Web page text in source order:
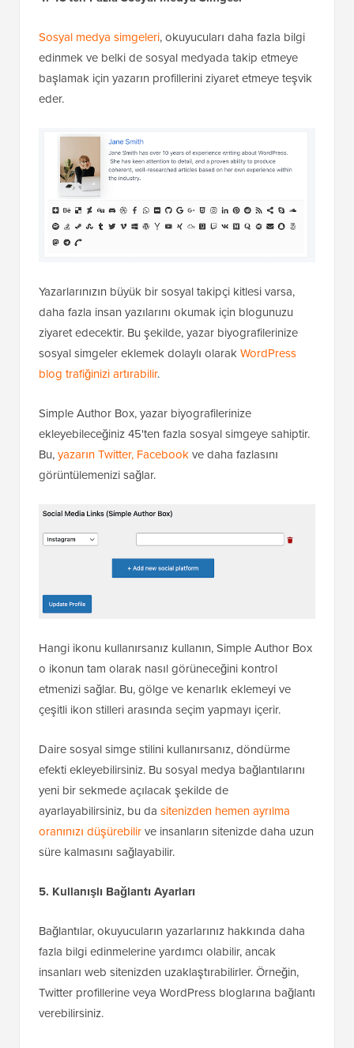
Sosyal medya simgeleri, okuyucuları daha fazla bilgi
edinmek ve belki de sosyal medyada takip etmeye
başlamak için yazarın profillerini ziyaret etmeye teşvik
eder.
Yazarlarınızın büyük bir sosyal takipçi kitlesi varsa,
daha fazla insan yazılarını okumak için blogunuzu
ziyaret edecektir. Bu şekilde, yazar biyografilerinize
sosyal simgeler eklemek dolaylı olarakWordPress
blog trafiğinizi artırabilir.
Simple Author Box, yazar biyografilerinize
ekleyebileceğiniz 45'ten fazla sosyal simgeye sahiptir.
Bu,yazarın Twitter, Facebookve daha fazlasını
görüntülemenizi sağlar.
Hangi ikonu kullanırsanız kullanın, Simple Author Box
o ikonun tam olarak nasıl görüneceğini kontrol
etmenizi sağlar. Bu, gölge ve kenarlık eklemeyi ve
çeşitli ikon stilleri arasında seçim yapmayı içerir.
Daire sosyal simge stilini kullanırsanız, döndürme
efekti ekleyebilirsiniz. Bu sosyal medya bağlantılarını
yeni bir sekmede açılacak şekilde de
ayarlayabilirsiniz, bu da sitenizden hemen ayrılma
oranınızı düşürebilirve insanların sitenizde daha uzun
süre kalmasını sağlayabilir.
5. Kullanışlı Bağlantı Ayarları
Bağlantılar, okuyucuların yazarlarınız hakkında daha
fazla bilgi edinmelerine yardımcı olabilir, ancak
insanları web sitenizden uzaklaştırabilirler. Örneğin,
Twitter profillerine veya WordPress bloglarına bağlantı
verebilirsiniz.